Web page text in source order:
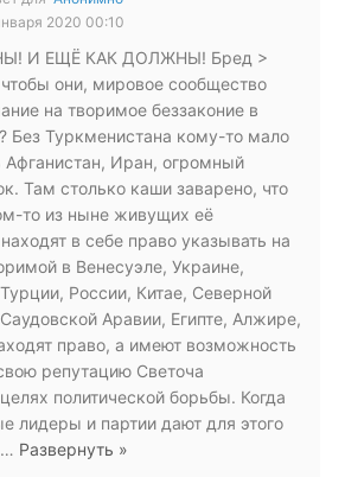
2020 00:10
И ЕЩЁ КАК ДОЛЖНЫ! Бред >
они, мировое сообщество
на творимое беззаконие в
Без Туркменистана кому-то мало
Афганистан, Иран, огромный
Там столько каши заварено, что
то из ныне живущих её
в себе право указывать на
в Венесуэле, Украине,
России, Китае, Северной
Аравии, Египте, Алжире,
право, а имеют возможность
репутацию Светоча
политической борьбы. Когда
лидеры и партии дают для этого
… Развернуть »